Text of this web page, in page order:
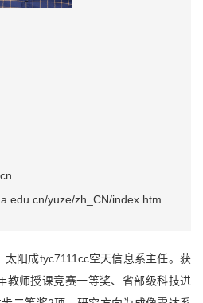
yuze/zh_CN/index.htm
阳成tyc7111cc空天信息系主任。获
教师授课竞赛一等奖、省部级科技进